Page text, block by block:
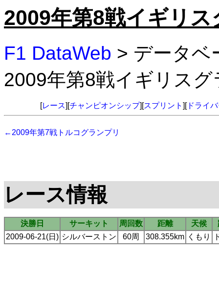
2009年第8戦イギリ
F1 DataWeb > データ
2009年第8戦イギリス
[レース][チャンピオンシップ][スプリント ][ドライ
←2009年第7戦トルコグランプリ
レース情報
決勝日 サーキット 周回数 距離 天候
2009-06-21(日) シルバーストン 60周 308.355km くもり